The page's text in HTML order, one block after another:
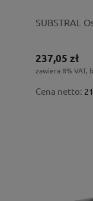
SUBSTRAL
237,05 zł
zawiera 8% VAT,
Cena netto: